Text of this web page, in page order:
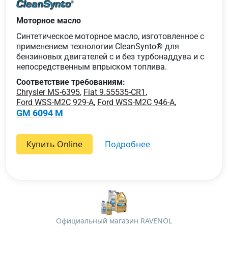
Моторное масло
Синтетическое моторное масло, изготовленное с
применением технологии CleanSynto® для
бензиновых двигателей с и без турбонаддува и с
непосредственным впрыском топлива.
Соответствие требованиям:
Chrysler MS-6395, Fiat 9.55535-CR1 ,
Ford WSS-M2C 929-A, Ford WSS-M2C 946-A,
GM 6094 M
Купить Online подробнее
Официальный магазин RAVENOL